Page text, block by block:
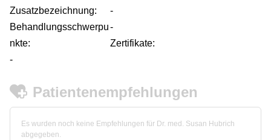
Zusatzbezeichnung:
-
Behandlungsschwerpu
nkte:
-
Zertifikate:
-
Patientenempfehlungen
Es wurden noch keine Empfehlungen für Dr. med. Susan Hubrich
abgegeben.